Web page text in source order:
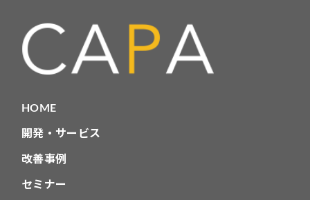
ー
シ
ンHOME
開発・サービス
改善事例
セミナー